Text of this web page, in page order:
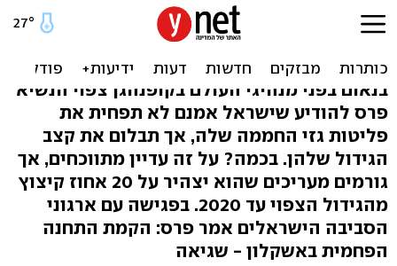
פרס יבטיח: גם ישראל תאבק
בנאום בפני מנהיגי העולם בקופנהגן צפוי הנשיא
פרס להודיע שישראל אמנם לא תפחית את
פליטות גזי החממה שלה, אך תבלום את קצב
הגידול שלהן. בכמה? על זה עדיין מתווכחים, אך
גורמים מעריכים שהוא יצהיר על 20 אחוז קיצוץ
מהגידול הצפוי עד 2020. בפגישה עם ארגוני
הסביבה הישראלים אמר פרס: הקמת התחנה
הפחמית באשקלון - שגיאה